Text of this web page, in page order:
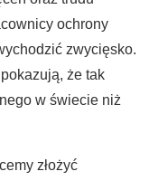
ochrony
zwycięsko.
że tak
w świecie niż
złożyć